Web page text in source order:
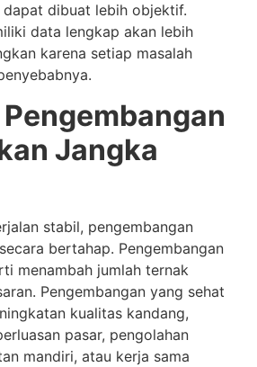
dapat dibuat lebih objektif.
data lengkap akan lebih
karena setiap masalah
Jangka
stabil, pengembangan
bertahap. Pengembangan
menambah jumlah ternak
Pengembangan yang sehat
kualitas kandang,
pasar, pengolahan
mandiri, atau kerja sama